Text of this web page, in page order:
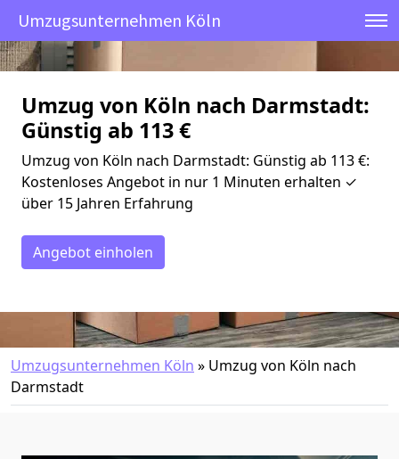
Umzugsunternehmen Köln
Umzug von Köln nach Darmstadt:
Günstig ab 113 €
Umzug von Köln nach Darmstadt: Günstig ab 113 €:
Kostenloses Angebot in nur 1 Minuten erhalten ✓
über 15 Jahren Erfahrung
Angebot einholen
Umzugsunternehmen Köln » Umzug von Köln nach
Darmstadt